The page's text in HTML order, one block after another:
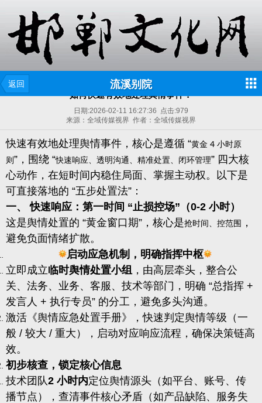
返回 流溪别院
如何快速有效地处理舆情事件？
日期:2026-02-11 16:27:36 点击:979
来源：全域传媒视界 作者：全域传媒视界
快速有效地处理舆情事件，核心是遵循 “黄金 4 小时原
则”，围绕 “快速响应、透明沟通、精准处置、闭环管理” 四大核
心动作，在短时间内稳住局面、掌握主动权。以下是
可直接落地的 “五步处置法”：
一、 快速响应：第一时间 “止损控场”（0-2 小时）
这是舆情处置的 “黄金窗口期”，核心是抢时间、控范围 ，
避免负面情绪扩散。
启动应急机制，明确指挥中枢
立即成立临时舆情处置小组，由高层牵头，整合公
关、法务、业务、客服、技术等部门，明确 “总指挥 +
发言人 + 执行专员” 的分工，避免多头沟通。
激活《舆情应急处置手册》，快速判定舆情等级（一
般 / 较大 / 重大），启动对应响应流程，确保决策链高
效。
初步核查，锁定核心信息
技术团队2 小时内定位舆情源头（如平台、账号、传
播节点），查清事件核心矛盾（如产品缺陷、服务失